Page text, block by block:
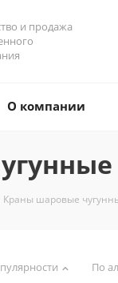
и продажа
О компании
Краны шаровые
По